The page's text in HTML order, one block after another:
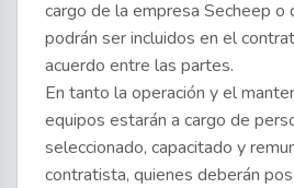
cargo de la empresa Secheep o
podrán ser incluidos en el
acuerdo entre las partes.
En tanto la operación y el
equipos estarán a cargo de
seleccionado, capacitado y
contratista, quienes deberán